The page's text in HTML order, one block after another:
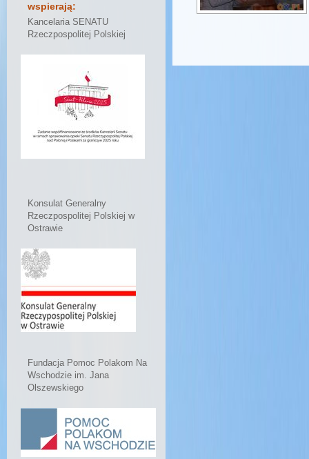
wspierają:
Kancelaria SENATU
Rzeczpospolitej Polskiej
Konsulat Generalny
Rzeczpospolitej Polskiej w
Ostrawie
Fundacja Pomoc Polakom Na
Wschodzie im. Jana
Olszewskiego